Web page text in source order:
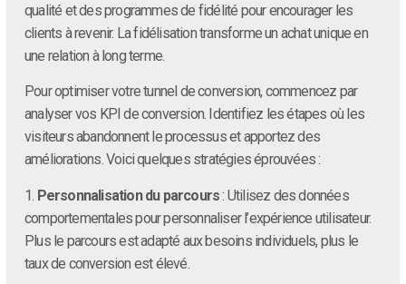
qualité et des programmes de fidélité pour encourager les
clients à revenir. La fidélisation transforme un achat unique en
une relation à long terme.
Pour optimiser votre tunnel de conversion, commencez par
analyser vos KPI de conversion. Identifiez les étapes où les
visiteurs abandonnent le processus et apportez des
améliorations. Voici quelques stratégies éprouvées :
1. Personnalisation du parcours: Utilisez des données
comportementales pour personnaliser l’expérience utilisateur.
Plus le parcours est adapté aux besoins individuels, plus le
taux de conversion est élevé.